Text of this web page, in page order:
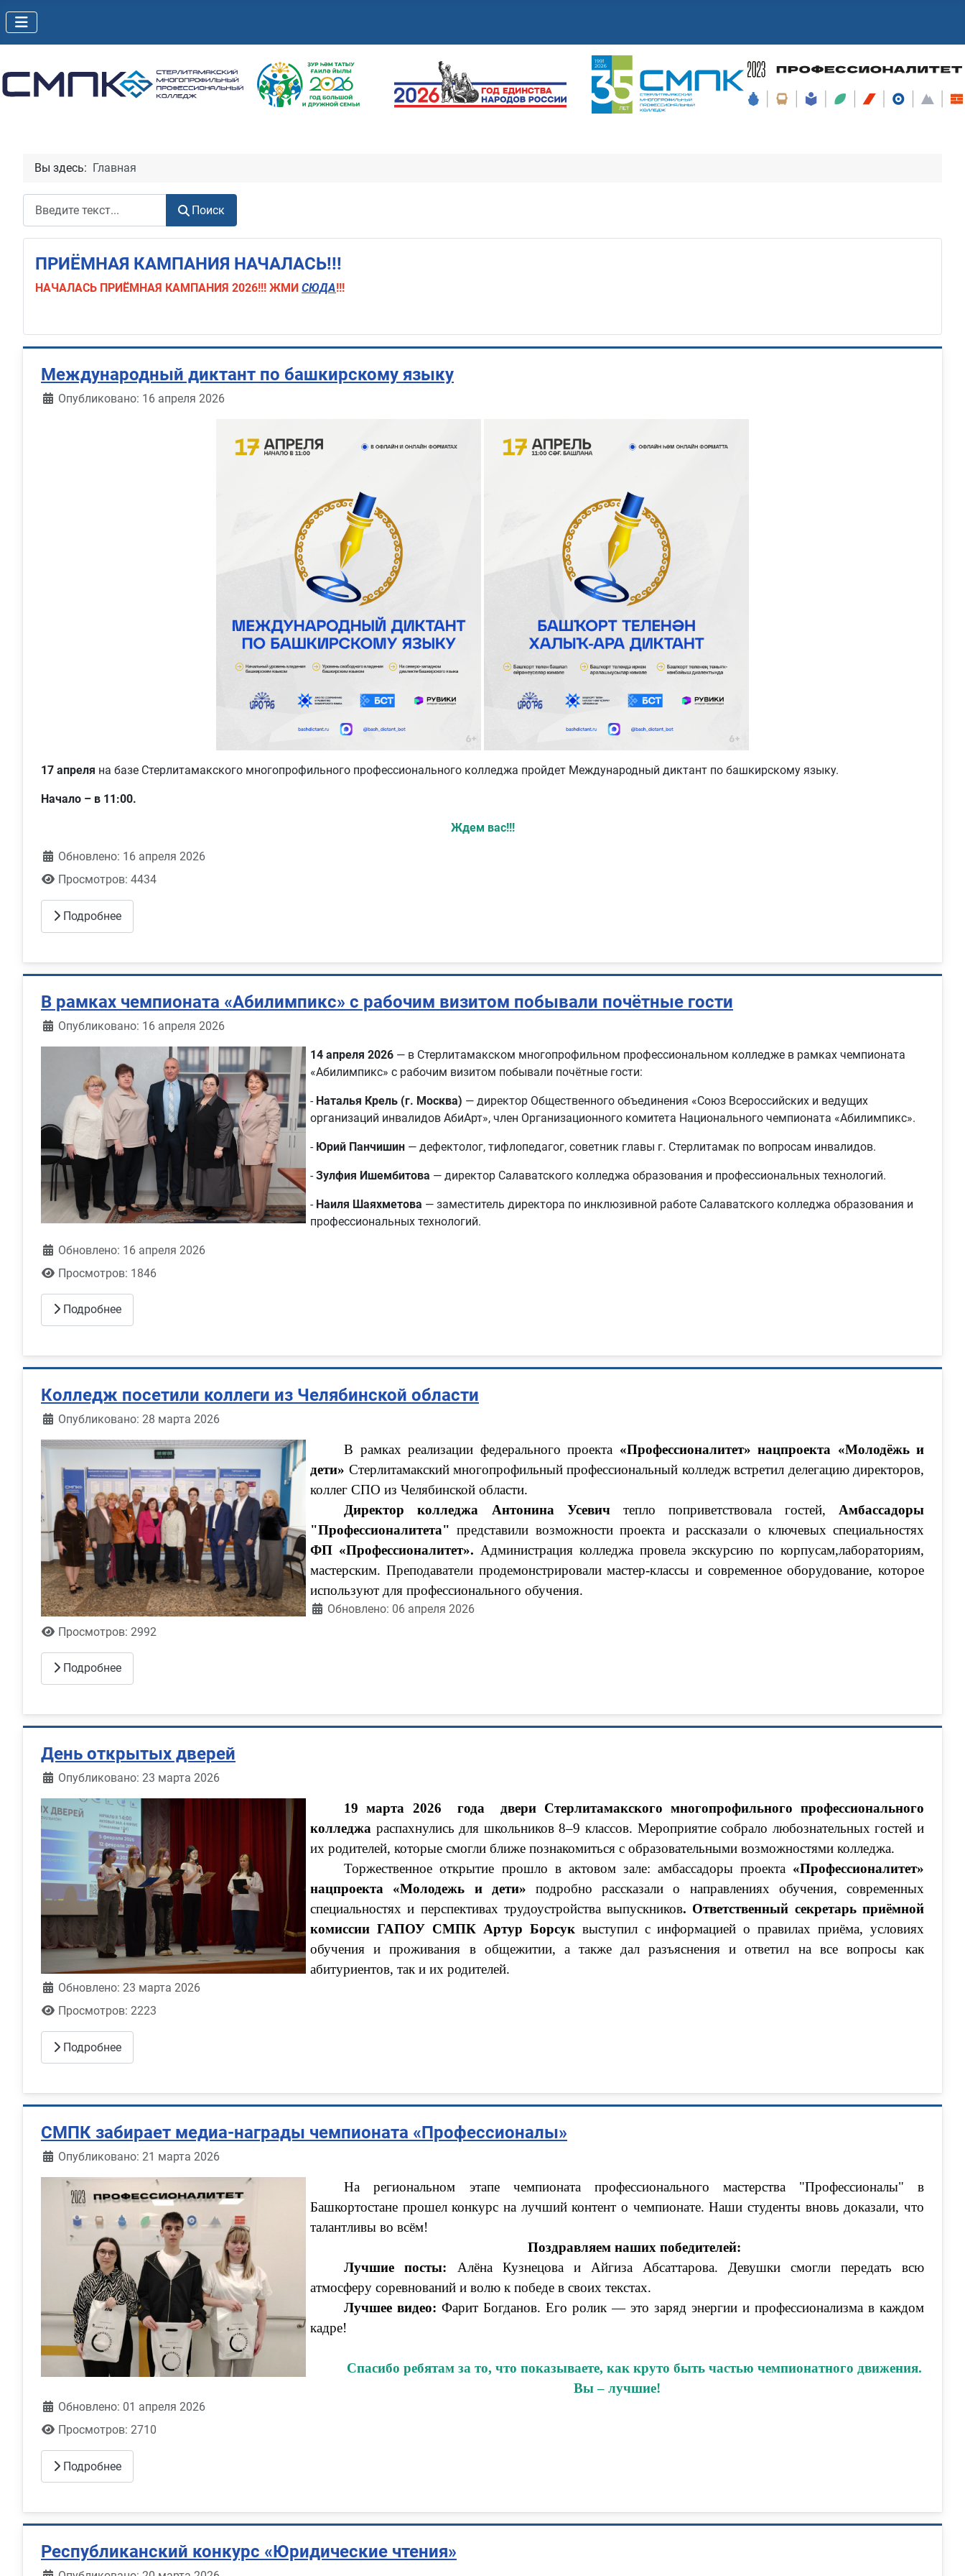
Вы здесь: Главная
Поиск
ПРИЁМНАЯ КАМПАНИЯ НАЧАЛАСЬ!!!
НАЧАЛАСЬ ПРИЁМНАЯ КАМПАНИЯ 2026!!! ЖМИ СЮДА!!!
Международный диктант по башкирскому языку
Информация о материале
Опубликовано: 16 апреля 2026
17 апреля на базе Стерлитамакского многопрофильного профессионального колледжа пройдет Международный диктант по башкирскому языку.
Начало – в 11:00.
Ждем вас!!!
Обновлено: 16 апреля 2026
Просмотров: 4434
Подробнее
В рамках чемпионата «Абилимпикс» с рабочим визитом побывали почётные гости
Информация о материале
Опубликовано: 16 апреля 2026
14 апреля 2026 — в Стерлитамакском многопрофильном профессиональном колледже в рамках чемпионата
«Абилимпикс» с рабочим визитом побывали почётные гости:
- Наталья Крель (г. Москва) — директор Общественного объединения «Союз Всероссийских и ведущих
организаций инвалидов АбиАрт», член Организационного комитета Национального чемпионата «Абилимпикс».
- Юрий Панчишин — дефектолог, тифлопедагог, советник главы г. Стерлитамак по вопросам инвалидов.
-Зулфия Ишембитова — директор Салаватского колледжа образования и профессиональных технологий.
- Наиля Шаяхметова — заместитель директора по инклюзивной работе Салаватского колледжа образования и
профессиональных технологий.
Обновлено: 16 апреля 2026
Просмотров: 1846
Подробнее
Колледж посетили коллеги из Челябинской области
Информация о материале
Опубликовано: 28 марта 2026
В рамках реализации федерального проекта «Профессионалитет» нацпроекта «Молодёжь и
дети» Стерлитамакский многопрофильный профессиональный колледж встретил делегацию директоров,
коллег СПО из Челябинской области.
Директор колледжа Антонина Усевичтепло поприветствовала гостей, Амбассадоры
"Профессионалитета" представили возможности проекта и рассказали о ключевых специальностях
ФП «Профессионалитет». Администрация колледжа провела экскурсию по корпусам,лабораториям,
мастерским. Преподаватели продемонстрировали мастер‑классы и современное оборудование, которое
используют для профессионального обучения.
Обновлено: 06 апреля 2026
Просмотров: 2992
Подробнее
День открытых дверей
Информация о материале
Опубликовано: 23 марта 2026
19 марта 2026 года двери Стерлитамакского многопрофильного профессионального
колледжа распахнулись для школьников 8–9 классов. Мероприятие собрало любознательных гостей и
их родителей, которые смогли ближе познакомиться с образовательными возможностями колледжа.
Торжественное открытие прошло в актовом зале: амбассадоры проекта «Профессионалитет»
нацпроекта «Молодежь и дети» подробно рассказали о направлениях обучения, современных
специальностях и перспективах трудоустройства выпускников. Ответственный секретарь приёмной
комиссии ГАПОУ СМПК Артур Борсуквыступил с информацией о правилах приёма, условиях
обучения и проживания в общежитии, а также дал разъяснения и ответил на все вопросы как
абитуриентов, так и их родителей.
Обновлено: 23 марта 2026
Просмотров: 2223
Подробнее
СМПК забирает медиа-награды чемпионата «Профессионалы»
Информация о материале
Опубликовано: 21 марта 2026
На региональном этапе чемпионата профессионального мастерства "Профессионалы" в
Башкортостане прошел конкурс на лучший контент о чемпионате. Наши студенты вновь доказали, что
талантливы во всём!
Поздравляем наших победителей:
Лучшие посты: Алёна Кузнецова и Айгиза Абсаттарова. Девушки смогли передать всю
атмосферу соревнований и волю к победе в своих текстах.
Лучшее видео:Фарит Богданов. Его ролик — это заряд энергии и профессионализма в каждом
кадре!
Спасибо ребятам за то, что показываете, как круто быть частью чемпионатного движения.
Вы– лучшие!
Обновлено: 01 апреля 2026
Просмотров: 2710
Подробнее
Республиканский конкурс «Юридические чтения»